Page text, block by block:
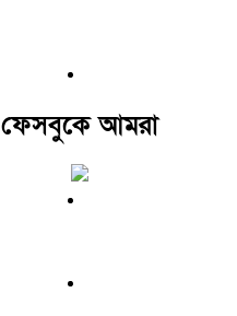
ফেসবুকে আমরা